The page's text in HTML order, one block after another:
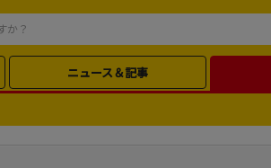
ニュース＆記事